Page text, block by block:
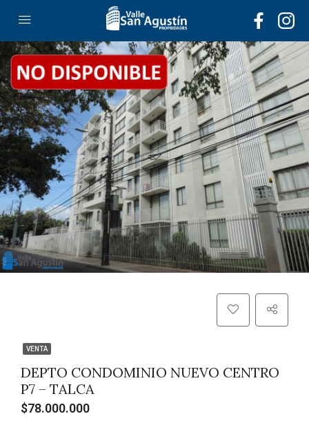
VENTA
DEPTO CONDOMINIO NUEVO CENTRO
P7 – TALCA
$78.000.000